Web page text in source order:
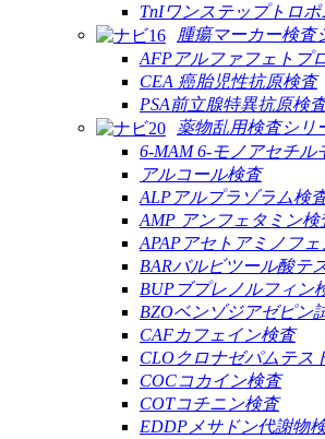
TnIワンステップトロ
腫瘍マーカー検査
AFPアルファフェトプ
CEA 癌胎児性抗原検査
PSA前立腺特異抗原検
薬物乱用検査シリ
6-MAM 6-モノアセチル
アルコール検査
ALPアルプラゾラム検
AMP アンフェタミン検
APAPアセトアミノフェ
BARバルビツール酸テ
BUPブプレノルフィン
BZOベンゾジアゼピン
CAFカフェイン検査
CLOクロナゼパムテス
COCコカイン検査
COTコチニン検査
EDDPメサドン代謝物